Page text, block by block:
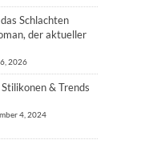
Schlachten
der aktueller
2026
& Trends
4, 2024